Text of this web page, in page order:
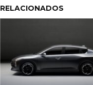
RELACIONADOS